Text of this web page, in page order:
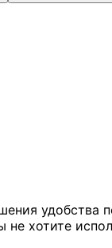
удобства
хотите